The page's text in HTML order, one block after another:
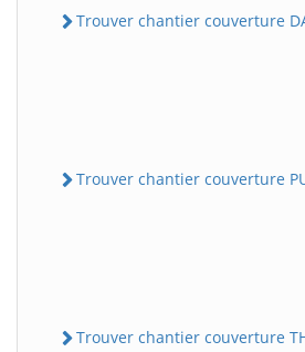
Trouver chantier couverture
Trouver chantier couverture
Trouver chantier couverture